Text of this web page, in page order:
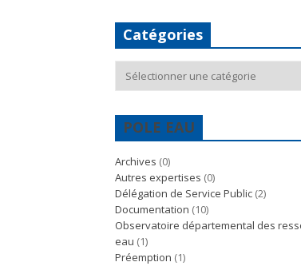
Catégories
POLE EAU
Archives (0)
Autres expertises (0)
Délégation de Service Public (2)
Documentation (10)
Observatoire départemental des
eau (1)
Préemption (1)